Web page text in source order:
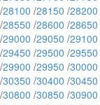
/28100 /28150 /28200
/28550 /28600 /28650
/29000 /29050 /29100
/29450 /29500 /29550
/29900 /29950 /30000
/30350 /30400 /30450
/30800 /30850 /30900